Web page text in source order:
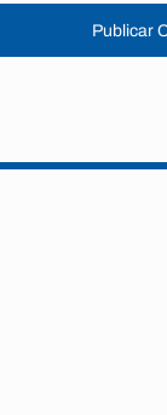
Publicar